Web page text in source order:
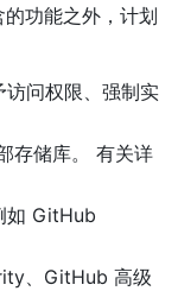
功能之外，计划
问权限、强制实
存储库。 有关详
如 GitHub
、GitHub 高级